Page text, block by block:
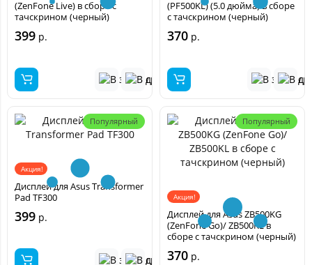
(ZenFone Live) в сборе с
тачскрином (черный)
399 р.
(PF500KL) (5.0 дюйма) в сборе
с тачскрином (черный)
370 р.
Популярный
Акция!
Дисплей для Asus Transformer
Pad TF300
399 р.
Популярный
Акция!
Дисплей для Asus ZB500KG
(ZenFone Go)/ ZB500KL в
сборе с тачскрином (черный)
370 р.